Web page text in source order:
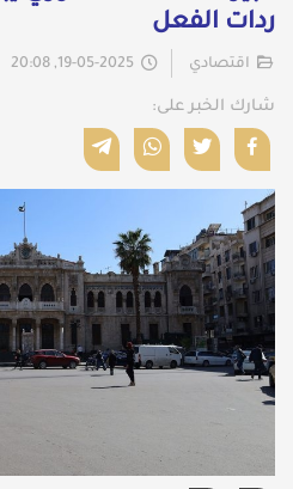
بالنسويات السوريات والعربيات
قاسم يفتح باب اللقاء العلني مع
السلطة في بيروت بـ"خدمة إسرائيل"
ردات الفعل
اقتصادي
شارك الخبر على: